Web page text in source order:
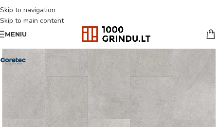
Skip to navigation
Skip to main content
MENIU